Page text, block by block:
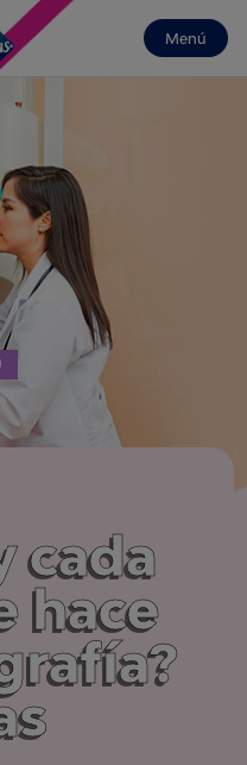
Menú
cada
hace